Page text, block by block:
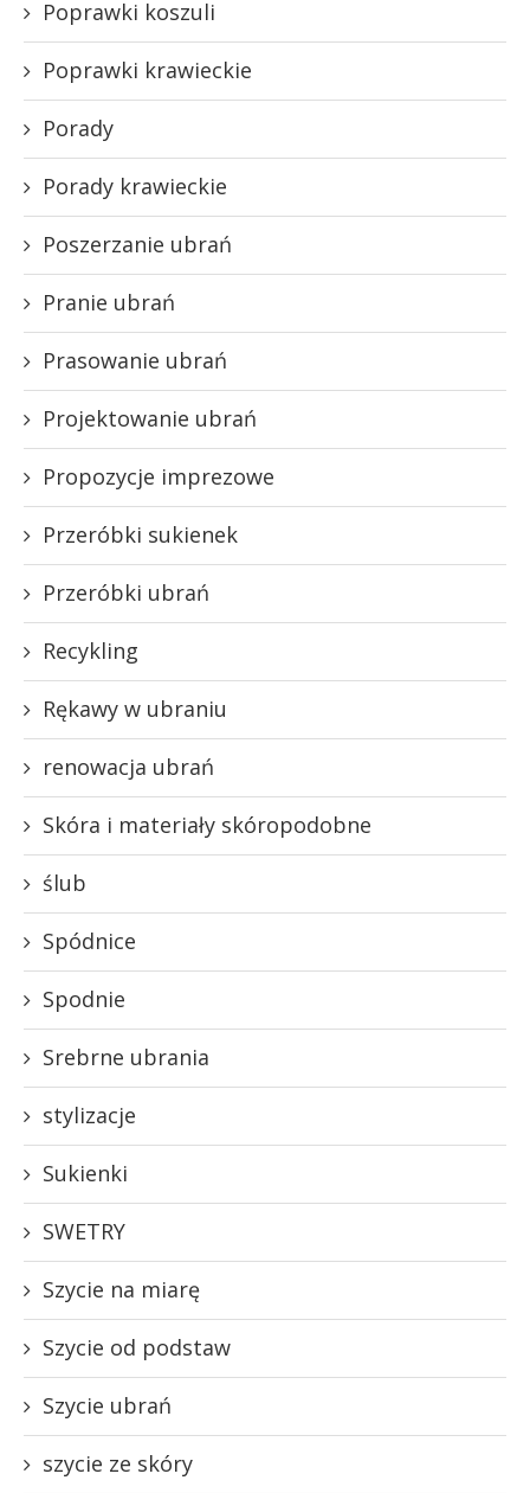
Poprawki koszuli
Poprawki krawieckie
Porady
Porady krawieckie
Poszerzanie ubrań
Pranie ubrań
Prasowanie ubrań
Projektowanie ubrań
Propozycje imprezowe
Przeróbki sukienek
Przeróbki ubrań
Recykling
Rękawy w ubraniu
renowacja ubrań
Skóra i materiały skóropodobne
ślub
Spódnice
Spodnie
Srebrne ubrania
stylizacje
Sukienki
SWETRY
Szycie na miarę
Szycie od podstaw
Szycie ubrań
szycie ze skóry